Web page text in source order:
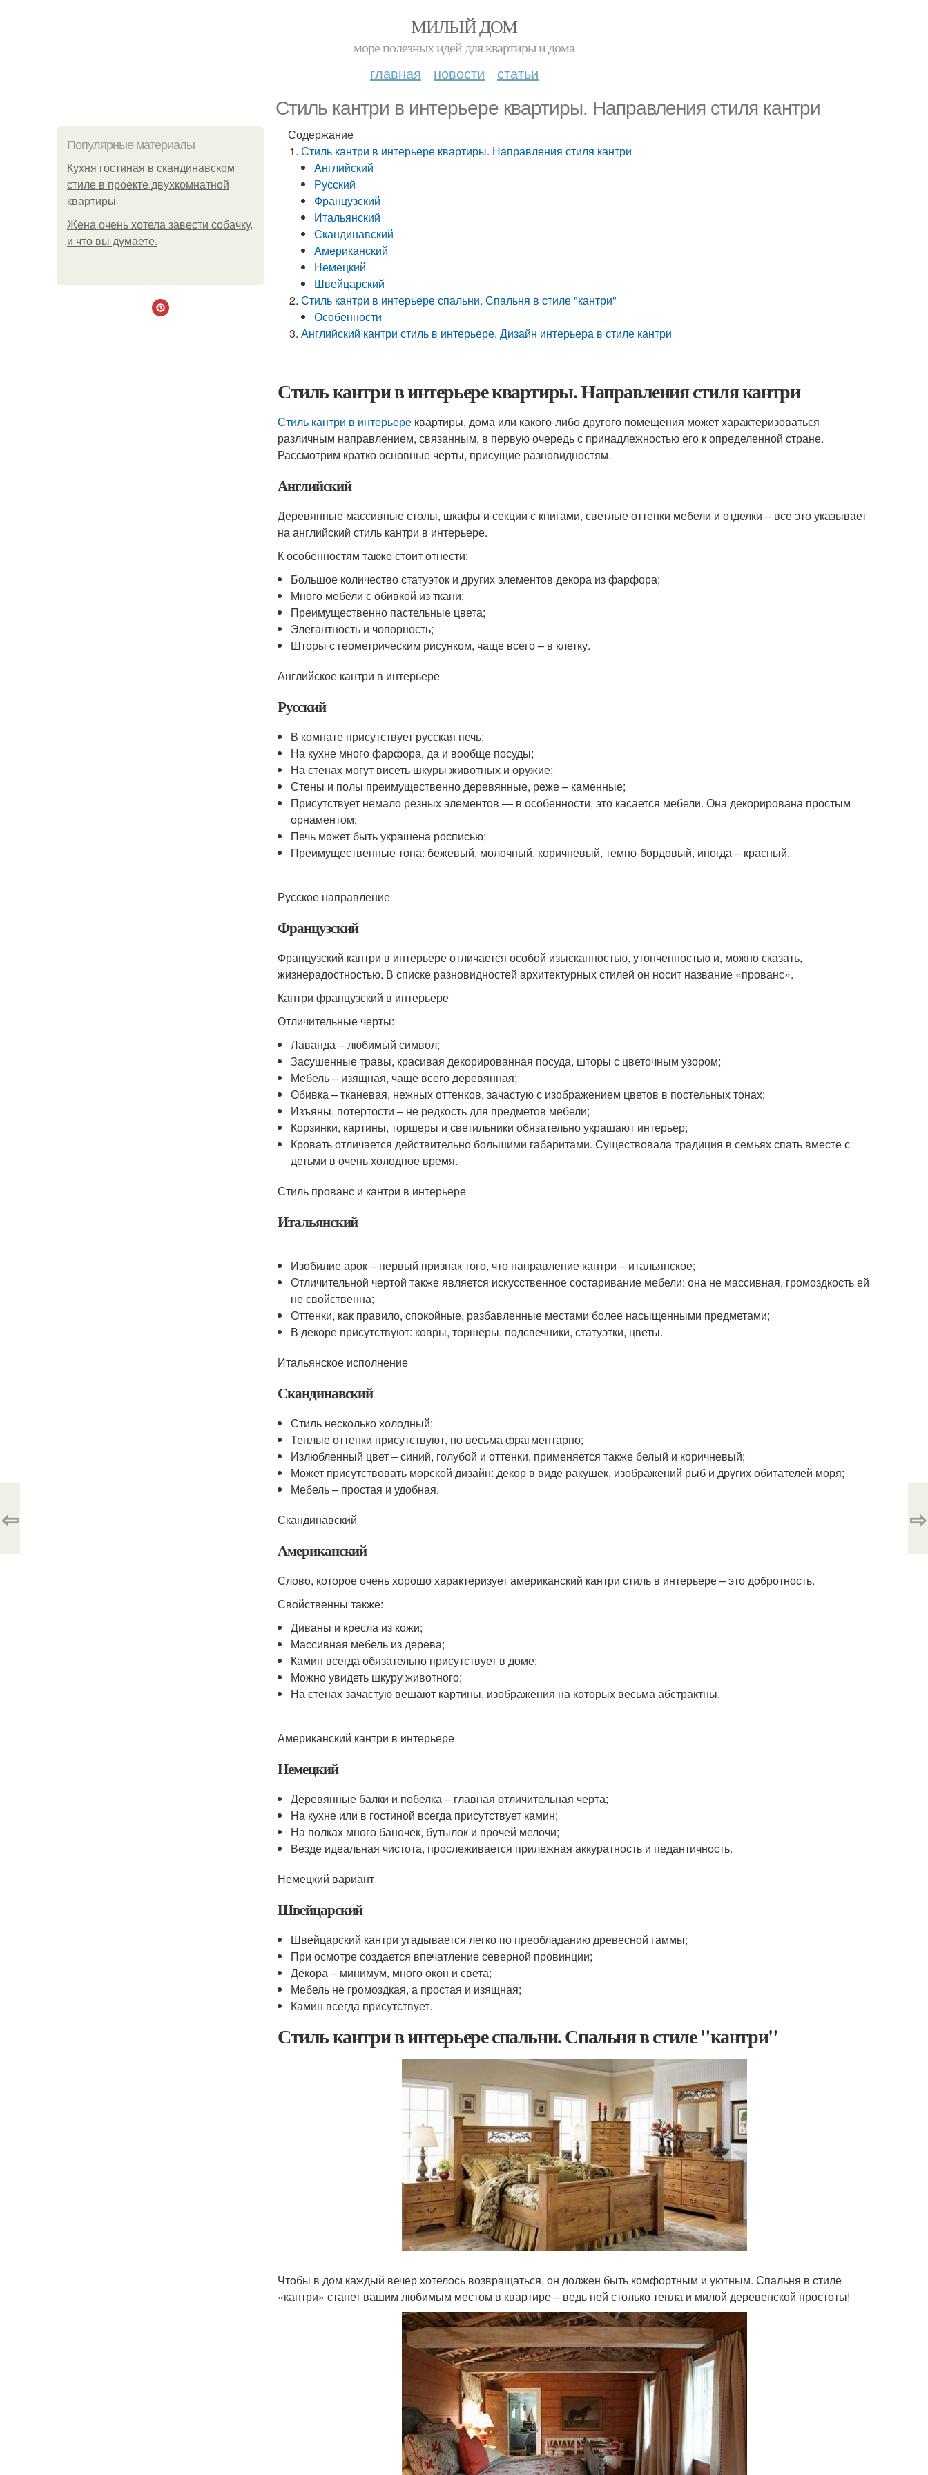
МИЛЫЙ ДОМ
море полезных идей для квартиры и дома
главная новости статьи
Стиль кантри в интерьере квартиры. Направления стиля кантри
Популярные материалы
Кухня гостиная в скандинавском
стиле в проекте двухкомнатной
квартиры
Жена очень хотела завести собачку,
и что вы думаете.
Содержание
Стиль кантри в интерьере квартиры. Направления стиля кантри
Английский
Русский
Французский
Итальянский
Скандинавский
Американский
Немецкий
Швейцарский
Стиль кантри в интерьере спальни. Спальня в стиле "кантри"
Особенности
Английский кантри стиль в интерьере. Дизайн интерьера в стиле кантри
Стиль кантри в интерьере квартиры. Направления стиля кантри
Стиль кантри в интерьере квартиры, дома или какого-либо другого помещения может характеризоваться
различным направлением, связанным, в первую очередь с принадлежностью его к определенной стране.
Рассмотрим кратко основные черты, присущие разновидностям.
Английский
Деревянные массивные столы, шкафы и секции с книгами, светлые оттенки мебели и отделки – все это указывает
на английский стиль кантри в интерьере.
К особенностям также стоит отнести:
Большое количество статуэток и других элементов декора из фарфора;
Много мебели с обивкой из ткани;
Преимущественно пастельные цвета;
Элегантность и чопорность;
Шторы с геометрическим рисунком, чаще всего – в клетку.
Английское кантри в интерьере
Русский
В комнате присутствует русская печь;
На кухне много фарфора, да и вообще посуды;
На стенах могут висеть шкуры животных и оружие;
Стены и полы преимущественно деревянные, реже – каменные;
Присутствует немало резных элементов — в особенности, это касается мебели. Она декорирована простым
орнаментом;
Печь может быть украшена росписью;
Преимущественные тона: бежевый, молочный, коричневый, темно-бордовый, иногда – красный.
Русское направление
Французский
Французский кантри в интерьере отличается особой изысканностью, утонченностью и, можно сказать,
жизнерадостностью. В списке разновидностей архитектурных стилей он носит название «прованс».
Кантри французский в интерьере
Отличительные черты:
Лаванда – любимый символ;
Засушенные травы, красивая декорированная посуда, шторы с цветочным узором;
Мебель – изящная, чаще всего деревянная;
Обивка – тканевая, нежных оттенков, зачастую с изображением цветов в постельных тонах;
Изъяны, потертости – не редкость для предметов мебели;
Корзинки, картины, торшеры и светильники обязательно украшают интерьер;
Кровать отличается действительно большими габаритами. Существовала традиция в семьях спать вместе с
детьми в очень холодное время.
Стиль прованс и кантри в интерьере
Итальянский
Изобилие арок – первый признак того, что направление кантри – итальянское;
Отличительной чертой также является искусственное состаривание мебели: она не массивная, громоздкость ей
не свойственна;
Оттенки, как правило, спокойные, разбавленные местами более насыщенными предметами;
В декоре присутствуют: ковры, торшеры, подсвечники, статуэтки, цветы.
Итальянское исполнение
Скандинавский
Стиль несколько холодный;
Теплые оттенки присутствуют, но весьма фрагментарно;
Излюбленный цвет – синий, голубой и оттенки, применяется также белый и коричневый;
Может присутствовать морской дизайн: декор в виде ракушек, изображений рыб и других обитателей моря;
Мебель – простая и удобная.
Скандинавский
Американский
Слово, которое очень хорошо характеризует американский кантри стиль в интерьере – это добротность.
Свойственны также:
Диваны и кресла из кожи;
Массивная мебель из дерева;
Камин всегда обязательно присутствует в доме;
Можно увидеть шкуру животного;
На стенах зачастую вешают картины, изображения на которых весьма абстрактны.
Американский кантри в интерьере
Немецкий
Деревянные балки и побелка – главная отличительная черта;
На кухне или в гостиной всегда присутствует камин;
На полках много баночек, бутылок и прочей мелочи;
Везде идеальная чистота, прослеживается прилежная аккуратность и педантичность.
Немецкий вариант
Швейцарский
Швейцарский кантри угадывается легко по преобладанию древесной гаммы;
При осмотре создается впечатление северной провинции;
Декора – минимум, много окон и света;
Мебель не громоздкая, а простая и изящная;
Камин всегда присутствует.
Стиль кантри в интерьере спальни. Спальня в стиле "кантри"
Чтобы в дом каждый вечер хотелось возвращаться, он должен быть комфортным и уютным. Спальня в стиле
«кантри» станет вашим любимым местом в квартире – ведь ней столько тепла и милой деревенской простоты!
⇦ ⇨